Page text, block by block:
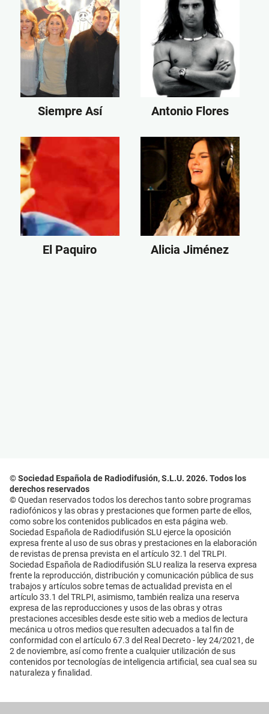
Siempre Así Antonio Flores
El Paquiro Alicia Jiménez
© Sociedad Española de Radiodifusión, S.L.U. 2026. Todos los
derechos reservados
© Quedan reservados todos los derechos tanto sobre programas
radiofónicos y las obras y prestaciones que formen parte de ellos,
como sobre los contenidos publicados en esta página web.
Sociedad Española de Radiodifusión SLU ejerce la oposición
expresa frente al uso de sus obras y prestaciones en la elaboración
de revistas de prensa prevista en el artículo 32.1 del TRLPI.
Sociedad Española de Radiodifusión SLU realiza la reserva expresa
frente la reproducción, distribución y comunicación pública de sus
trabajos y artículos sobre temas de actualidad prevista en el
artículo 33.1 del TRLPI, asimismo, también realiza una reserva
expresa de las reproducciones y usos de las obras y otras
prestaciones accesibles desde este sitio web a medios de lectura
mecánica u otros medios que resulten adecuados a tal fin de
conformidad con el artículo 67.3 del Real Decreto - ley 24/2021, de
2 de noviembre, así como frente a cualquier utilización de sus
contenidos por tecnologías de inteligencia artificial, sea cual sea su
naturaleza y finalidad.